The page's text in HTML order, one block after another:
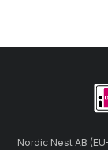
Nordic Nest AB